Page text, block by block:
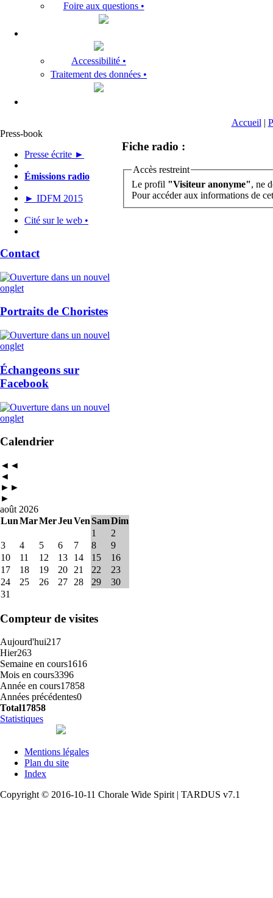
Foire aux questions •
Accessibilité •
Traitement des données •
Accueil |
Press-book
Presse écrite ►
Émissions radio
► IDFM 2015
Cité sur le web •
Fiche radio :
Accès restreint
Le profil "Visiteur anonyme", ne
Pour accéder aux informations de
Contact
Portraits de Choristes
Échangeons sur
Facebook
Calendrier
◄◄
◄
►►
►
août 2026
LunMarMerJeuVenSamDim
1
2
3
4 5 6 7 8
9
10
11 12 13 14 15
16
17
18 19 20 21 22
23
24
25 26 27 28 29
30
31
Compteur de visites
Aujourd'hui217
Hier263
Semaine en cours1616
Mois en cours3396
Année en cours17858
Années précédentes0
Total17858
Statistiques
Mentions légales
Plan du site
Index
Copyright © 2016-10-11 Chorale Wide Spirit | TARDUS v7.1